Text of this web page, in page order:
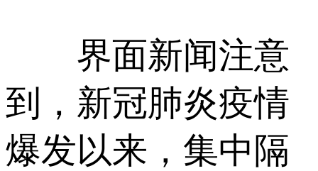
界面新闻注意
到，新冠肺炎疫情
爆发以来，集中隔